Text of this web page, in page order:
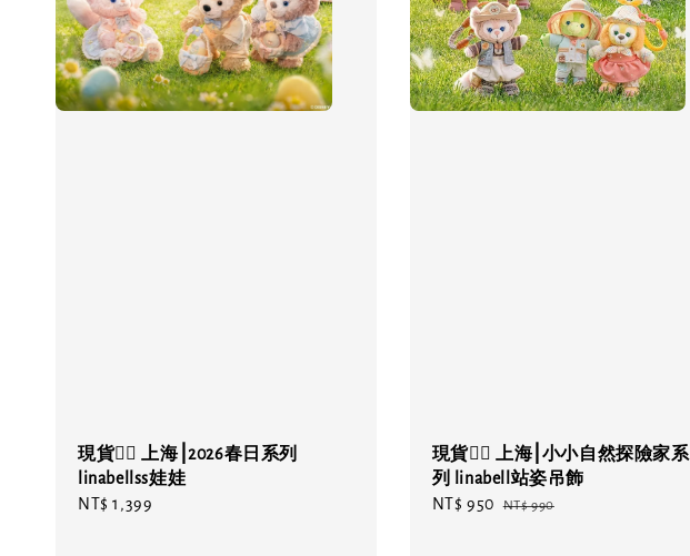
現貨❤️‍🔥 上海⎮2026春日系列
linabellss娃娃
Regular
NT$ 1,399
現貨❤️‍🔥 上海⎮小小自然探險家系
列 linabell站姿吊飾
Sale
NT$ 950 Regular
NT$ 990